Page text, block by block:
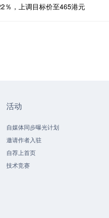
％，上调目标价至465港元
活动
自媒体同步曝光计划
邀请作者入驻
自荐上首页
技术竞赛